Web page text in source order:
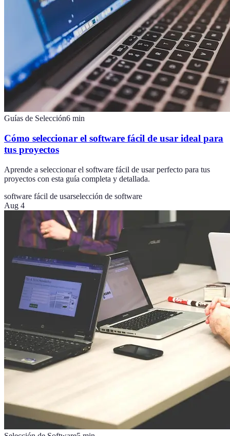
Guías de Selección6 min
Cómo seleccionar el software fácil de usar ideal para
tus proyectos
Aprende a seleccionar el software fácil de usar perfecto para tus
proyectos con esta guía completa y detallada.
software fácil de usarselección de software
Aug 4